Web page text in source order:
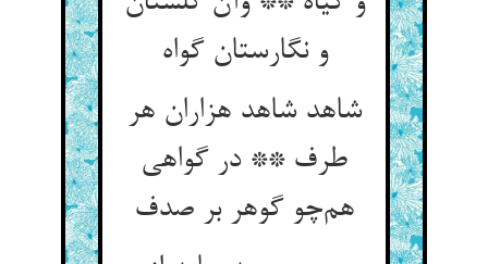
و نگارستان گواه
شاهد شاهد هزاران هر
طرف ** در گواهی
هم‌چو گوهر بر صدف